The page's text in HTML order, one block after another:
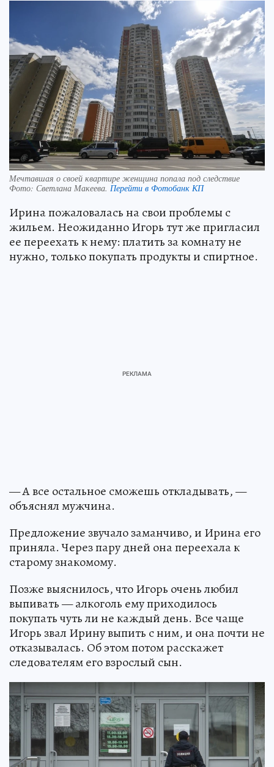
Мечтавшая о своей квартире женщина попала под следствие
Фото: Светлана Макеева. Перейти в Фотобанк КП
Ирина пожаловалась на свои проблемы с
жильем. Неожиданно Игорь тут же пригласил
ее переехать к нему: платить за комнату не
нужно, только покупать продукты и спиртное.
— А все остальное сможешь откладывать, —
объяснял мужчина.
Предложение звучало заманчиво, и Ирина его
приняла. Через пару дней она переехала к
старому знакомому.
Позже выяснилось, что Игорь очень любил
выпивать — алкоголь ему приходилось
покупать чуть ли не каждый день. Все чаще
Игорь звал Ирину выпить с ним, и она почти не
отказывалась. Об этом потом расскажет
следователям его взрослый сын.